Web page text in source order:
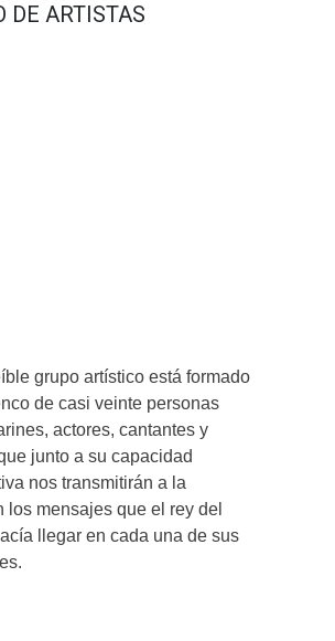
DE ARTISTAS
grupo artístico está formado
de casi veinte personas
actores, cantantes y
junto a su capacidad
nos transmitirán a la
los mensajes que el rey del
llegar en cada una de sus